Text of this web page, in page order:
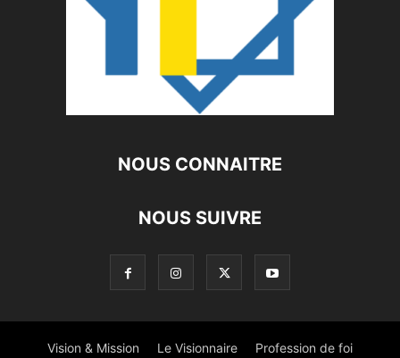
NOUS CONNAITRE
NOUS SUIVRE
Vision & Mission Le Visionnaire Profession de foi